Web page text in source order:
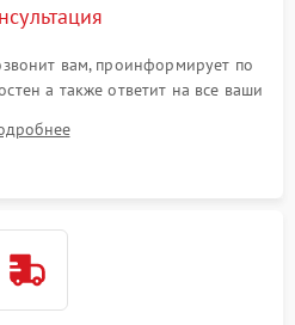
вам, проинформирует по
а также ответит на все ваши